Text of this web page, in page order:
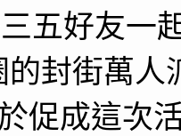
五好友一
封街萬
促成這次